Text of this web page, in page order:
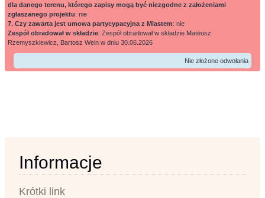
dla danego terenu, którego zapisy mogą być niezgodne z założeniami
zgłaszanego projektu: nie
7. Czy zawarta jest umowa partycypacyjna z Miastem: nie
Zespół obradował w składzie: Zespół obradował w składzie Mateusz
Rzemyszkiewicz, Bartosz Wein w dniu 30.06.2026
Nie złożono odwołania
Informacje
Krótki link